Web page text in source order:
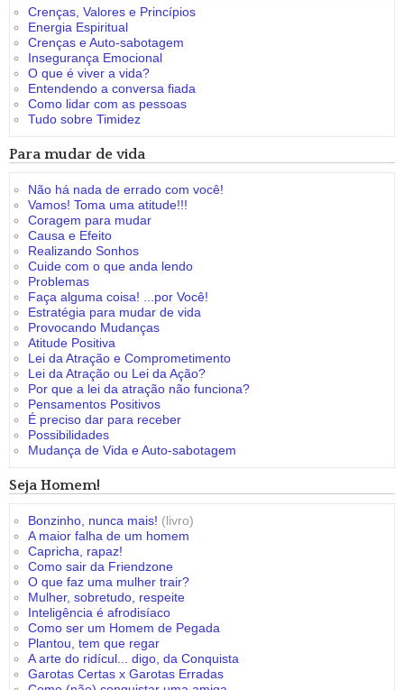
Crenças, Valores e Princípios
Energia Espiritual
Crenças e Auto-sabotagem
Insegurança Emocional
O que é viver a vida?
Entendendo a conversa fiada
Como lidar com as pessoas
Tudo sobre Timidez
Para mudar de vida
Não há nada de errado com você!
Vamos! Toma uma atitude!!!
Coragem para mudar
Causa e Efeito
Realizando Sonhos
Cuide com o que anda lendo
Problemas
Faça alguma coisa! ...por Você!
Estratégia para mudar de vida
Provocando Mudanças
Atitude Positiva
Lei da Atração e Comprometimento
Lei da Atração ou Lei da Ação?
Por que a lei da atração não funciona?
Pensamentos Positivos
É preciso dar para receber
Possibilidades
Mudança de Vida e Auto-sabotagem
Seja Homem!
Bonzinho, nunca mais! (livro)
A maior falha de um homem
Capricha, rapaz!
Como sair da Friendzone
O que faz uma mulher trair?
Mulher, sobretudo, respeite
Inteligência é afrodisíaco
Como ser um Homem de Pegada
Plantou, tem que regar
A arte do ridícul... digo, da Conquista
Garotas Certas x Garotas Erradas